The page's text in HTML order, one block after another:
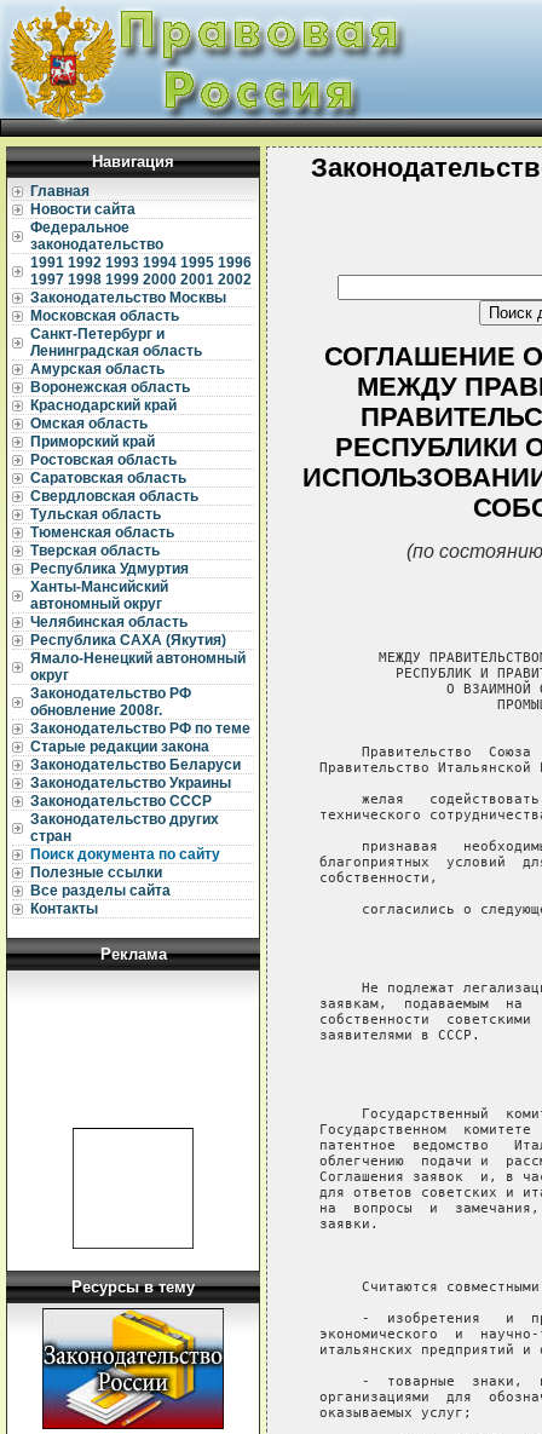
Навигация
Главная
Новости сайта
Федеральное
законодательство
1991 1992 1993 1994 1995 1996
1997 1998 1999 2000 2001 2002
Законодательство Москвы
Московская область
Санкт-Петербург и
Ленинградская область
Амурская область
Воронежская область
Краснодарский край
Омская область
Приморский край
Ростовская область
Саратовская область
Свердловская область
Тульская область
Тюменская область
Тверская область
Республика Удмуртия
Ханты-Мансийский
автономный округ
Челябинская область
Республика САХА (Якутия)
Ямало-Ненецкий автономный
округ
Законодательство РФ
обновление 2008г.
Законодательство РФ по теме
Старые редакции закона
Законодательство Беларуси
Законодательство Украины
Законодательство СССР
Законодательство других
стран
Поиск документа по сайту
Полезные ссылки
Все разделы сайта
Контакты
Реклама
Ресурсы в тему
СОГЛАШЕНИЕ
МЕЖДУ
РЕСПУБЛИКИ
(по
МЕЖДУ
РЕСПУБЛИК И
О ВЗАИМНОЙ
Правительство  Союза
Правительство Итальянской
желая
технического
признавая
благоприятных  условий
   собственности,
согласились о
Не подлежат
заявкам,  подаваемым  на
собственности  советскими
   заявителями в СССР.
Государственный
Государственном  комитете
патентное  ведомство
облегчению  подачи и
Соглашения заявок  и, в
для ответов советских и
на  вопросы  и
   заявки.
Считаются
-  изобретения   и
экономического  и
итальянских предприятий и
-  товарные  знаки,
организациями  для
   оказываемых услуг;